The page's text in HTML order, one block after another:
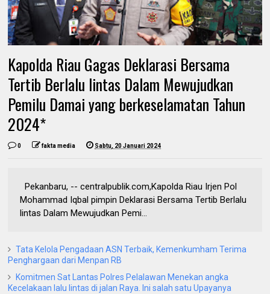
Kapolda Riau Gagas Deklarasi Bersama
Tertib Berlalu lintas Dalam Mewujudkan
Pemilu Damai yang berkeselamatan Tahun
2024*
0 fakta media Sabtu, 20 Januari 2024
Pekanbaru, -- centralpublik.com,Kapolda Riau Irjen Pol
Mohammad Iqbal pimpin Deklarasi Bersama Tertib Berlalu
lintas Dalam Mewujudkan Pemi...
Tata Kelola Pengadaan ASN Terbaik, Kemenkumham Terima
Penghargaan dari Menpan RB
Komitmen Sat Lantas Polres Pelalawan Menekan angka
Kecelakaan lalu lintas di jalan Raya. Ini salah satu Upayanya